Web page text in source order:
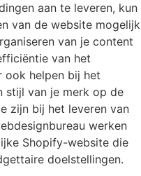
aan te leveren, kun
van de website mogelijk
van je content
van het
ook helpen bij het
stijl van je merk op de
zijn bij het leveren van
werken
Shopify-website die
doelstellingen.